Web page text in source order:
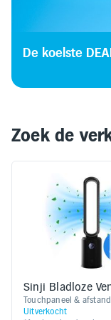
Sport, Spel en
Mijn
account
bestellingen
De koelste
Zoek de
Sinji Bladloze
Zwart
Touchpaneel &
Verkoelende
Uitverkocht